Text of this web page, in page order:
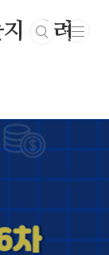
알려